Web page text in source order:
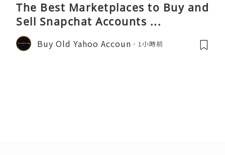
The Best Marketplaces to Buy and
Sell Snapchat Accounts ...
Buy Old Yahoo Accoun 1小時前